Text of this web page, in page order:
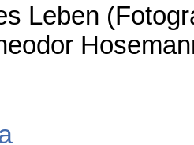
Leben